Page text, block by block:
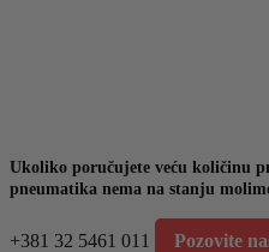
Ukoliko poručujete veću količinu
pneumatika nema na stanju
+381 32 5461 011 Pozovite